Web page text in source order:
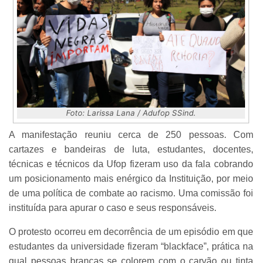
Foto: Larissa Lana / Adufop SSind.
A manifestação reuniu cerca de 250 pessoas. Com
cartazes e bandeiras de luta, estudantes, docentes,
técnicas e técnicos da Ufop fizeram uso da fala cobrando
um posicionamento mais enérgico da Instituição, por meio
de uma política de combate ao racismo. Uma comissão foi
instituída para apurar o caso e seus responsáveis.
O protesto ocorreu em decorrência de um episódio em que
estudantes da universidade fizeram “blackface”, prática na
qual pessoas brancas se colorem com o carvão ou tinta